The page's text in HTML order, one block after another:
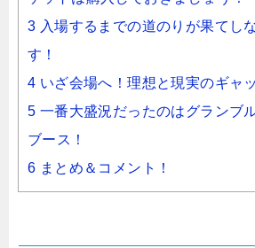
3 入場するまでの道のりが果てし
す！
4 いざ会場へ！理想と現実のギャ
5 一番大盛況だったのはグランブ
ブース！
6 まとめ＆コメント！